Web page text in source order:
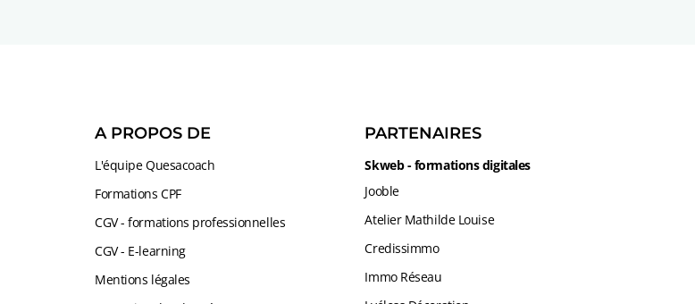
A PROPOS DE
L'équipe Quesacoach
Formations CPF
CGV - formations professionnelles
CGV - E-learning
Mentions légales
PARTENAIRES
Skweb - formations digitales
Jooble
Atelier Mathilde Louise
Credissimmo
Immo Réseau